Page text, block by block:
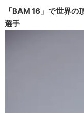
「BAM 16」で世界の
選手